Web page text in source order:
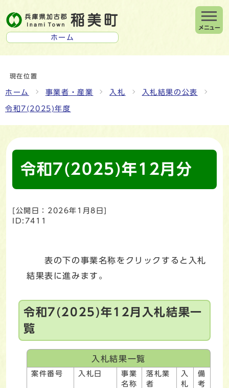
ホーム
メニュー
現在位置
ホーム 事業者・産業 入札 入札結果の公表
令和7(2025)年度
令和7(2025)年12月分
[公開日： 2026年1月8日]
ID:7411
表の下の事業名称をクリックすると入札
結果表に進みます。
令和7(2025)年12月入札結果一
覧
入札結果一覧
案件番号 入札日
事業
名称
落札業
者
入
札
備
考